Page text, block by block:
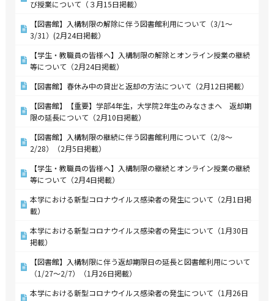
び授業について（３月15日掲載）
【図書館】入構制限の解除に伴う図書館利用について（3/1～
3/31）(2月24日掲載）
【学生・教職員の皆様へ】入構制限の解除とオンライン授業の継続
等について（2月24日掲載）
【図書館】春休み中の貸出と返却の方法について（2月12日掲載）
【図書館】【重要】学部4年生，大学院2年生のみなさまへ 返却期
限の延長について（2月10日掲載）
【図書館】入構制限の継続に伴う図書館利用について（2/8～
2/28）（2月5日掲載）
【学生・教職員の皆様へ】入構制限の継続とオンライン授業の継続
等について（2月4日掲載）
本学における新型コロナウイルス感染者の発生について（2月1日掲
載）
本学における新型コロナウイルス感染者の発生について（1月30日
掲載）
【図書館】入構制限に伴う返却期限日の延長と図書館利用について
（1/27～2/7）（1月26日掲載）
本学における新型コロナウイルス感染者の発生について（1月26日